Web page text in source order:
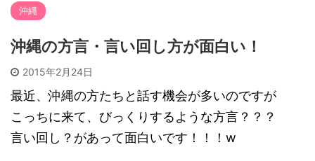
沖縄
沖縄の方言・言い回し方が面白い！
2015年2月24日
最近、沖縄の方たちと話す機会が多いのですが
こっちに来て、びっくりするような方言？？？
言い回し？があって面白いです！！！w